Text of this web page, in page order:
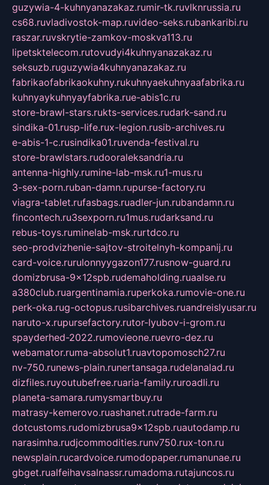
guzywia-4-kuhnyanazakaz.rumir-tk.ruvlknrussia.ru
cs68.ruvladivostok-map.ruvideo-seks.rubankaribi.ru
raszar.ruvskrytie-zamkov-moskva113.ru
lipetsktelecom.rutovudyi4kuhnyanazakaz.ru
seksuzb.ruguzywia4kuhnyanazakaz.ru
fabrikaofabrikaokuhny.rukuhnyaekuhnyaafabrika.ru
kuhnyaykuhnyayfabrika.rue-abis1c.ru
store-brawl-stars.rukts-services.rudark-sand.ru
sindika-01.rusp-life.rux-legion.rusib-archives.ru
e-abis-1-c.rusindika01.ruvenda-festival.ru
store-brawlstars.rudooraleksandria.ru
antenna-highly.rumine-lab-msk.ru1-mus.ru
3-sex-porn.ruban-damn.rupurse-factory.ru
viagra-tablet.rufasbags.ruadler-jun.rubandamn.ru
fincontech.ru3sexporn.ru1mus.rudarksand.ru
rebus-toys.ruminelab-msk.rurtdco.ru
seo-prodvizhenie-sajtov-stroitelnyh-kompanij.ru
card-voice.rurulonnyygazon177.rusnow-guard.ru
domizbrusa-9x12spb.rudemaholding.ruaalse.ru
a380club.ruargentinamia.ruperkoka.rumovie-one.ru
perk-oka.rug-octopus.rusibarchives.ruandreislyusar.ru
naruto-x.rupursefactory.rutor-lyubov-i-grom.ru
spayderhed-2022.rumovieone.ruevro-dez.ru
webamator.ruma-absolut1.ruavtopomosch27.ru
nv-750.runews-plain.runertansaga.rudelanalad.ru
dizfiles.ruyoutubefree.ruaria-family.ruroadli.ru
planeta-samara.rumysmartbuy.ru
matrasy-kemerovo.ruashanet.rutrade-farm.ru
dotcustoms.rudomizbrusa9x12spb.ruautodamp.ru
narasimha.rudjcommodities.runv750.rux-ton.ru
newsplain.rucardvoice.rumodopaper.rumanunae.ru
gbget.rualfeihavsalnassr.rumadoma.rutajuncos.ru